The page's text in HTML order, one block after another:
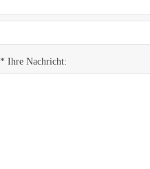
* Ihre Nachricht: